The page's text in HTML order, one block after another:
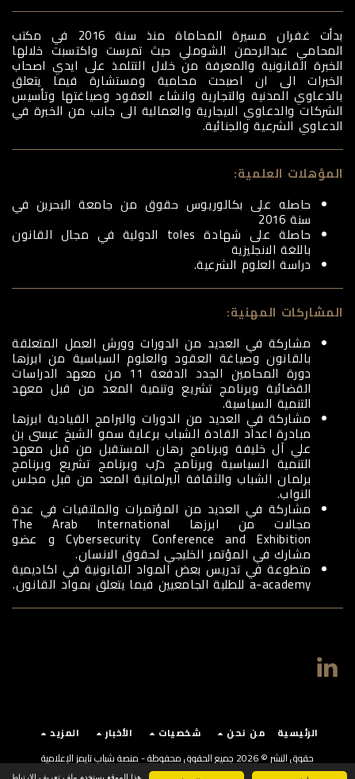
هذا الموقع يستخدم ملف تعريف الارتباط
بدأت غفران مسيرة المحاماة منذ سنة 2016 في مكتب
المحامي عبدالرحمن الشوملي حيث تمرست واكتسبت خلالها
الخبرة القانونية والمعرفة من خلال التتلمذ على ايدي اصحاب
الخبرات الى ان اصبحت محامية ومستشارة فيما يتعلق
بالدعاوي المدنية والتجارية وانشاء العقود وصياغتها وتأسيس
الشركات والدعاوي الايجارية والعمالية الى جانب من الخبرة في
الدعاوي الشرعية والجنائية.
المؤهلات العلمية:
حاصله على بكالوريوس حقوق من جامعة البحرين في
سنة 2016
حاصلة على شهادة toles الدولية في مجال القانون
باللغة الانجليزية
دراسة العلوم الشرعية.
المشاركات المهنية:
مشاركة في العديد من الدورات وورش العمل المتعلقة
بالقانون وصياغة العقود والعلوم السياسية من ابرزها
دورة المحامين الجدد الدفعة 11 من معهد الدراسات
القضائية وبرنامج تشريع وتنمية المعد من قبل معهد
التنمية السياسية.
مشاركة في العديد من الدورات والبرامج القيادية ابرزها
مبادرة اعداد القادة الشباب برعاية سمو الشيخ عيسى بن
علي آل خليفة وبرنامج رهان المستقبل من قبل معهد
التنمية السياسية وبرنامج درّب وبرنامج تشريع وبرنامج
برلمان الشباب والثقافة البرلمانية المعد من قبل مجلس
النواب.
مشاركة في العديد من المؤتمرات والملتقيات في عدة
مجالات من ابرزها The Arab International
Cybersecurity Conference and Exhibition و عضو
مشارك في المؤتمر الخليجي لحقوق الانسان.
متطوعة في تدريس بعض المواد القانونية في اكاديمية
a-academy للطلبة الجامعيين فيما يتعلق بمواد القانون.
الرئيسية من نحن شخصيات الأخبار
المزيد
حقوق النشر © 2026 جميع الحقوق محفوظة -
منصة شباب تايمز الإعلامية
الأحكام والشروط العامة|سياسة الخصوصية|إمكانية الوصول